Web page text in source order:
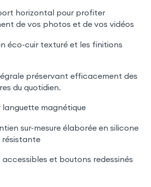
horizontal pour profiter
de vos photos et de vos vidéos
éco-cuir texturé et les finitions
préservant efficacement des
du quotidien.
languette magnétique
sur-mesure élaborée en silicone
résistante
et boutons redessinés